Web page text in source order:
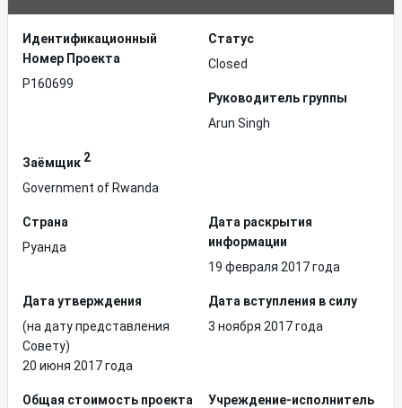
Идентификационный
Hомер Проекта
P160699
Статус
Closed
Руководитель группы
Arun Singh
Заёмщик 2
Government of Rwanda
Страна
Руанда
Дата раскрытия
информации
19 февраля 2017 года
Дата утверждения
(на дату представления
Совету)
20 июня 2017 года
Дата вступления в силу
3 ноября 2017 года
Общая стоимость проекта
Учреждение-исполнитель